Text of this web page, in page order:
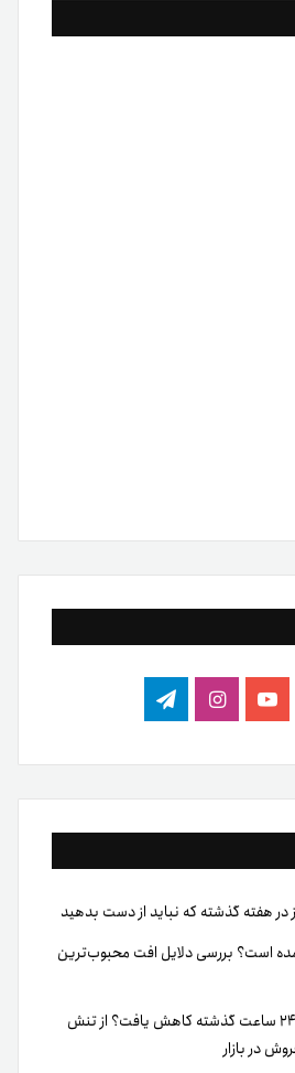
یوتیوباینستاگرام
تلگرام
است؟ بررسی دلایل افت محبوب‌ترین
چرا قیمت رمزارزها در ۲۴ ساعت گذشته کاهش یافت؟ از تنش
در بازار